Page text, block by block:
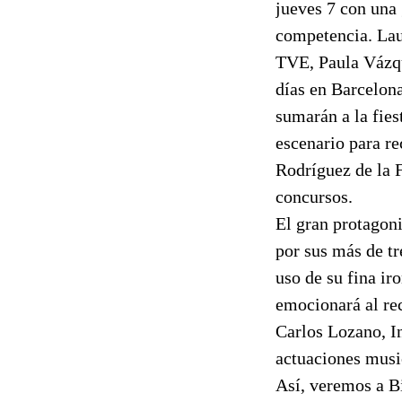
jueves 7 con
competencia.
TVE, Paula
días en
sumarán a la
escenario para
Rodríguez de la
concursos.
El gran
por sus más de
uso de su fina
emocionará al
Carlos Lozano,
actuaciones
Así, veremos a